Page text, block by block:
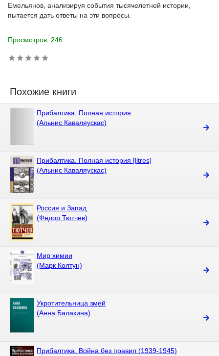
Емельянов, анализируя события тысячелетней истории,
пытается дать ответы на эти вопросы.
Просмотров: 246
Похожие книги
Прибалтика. Полная история
(Альнис Каваляускас)
Прибалтика. Полная история [litres]
(Альнис Каваляускас)
Россия и Запад
(Федор Тютчев)
Мир химии
(Марк Колтун)
Укротительница змей
(Анна Балакина)
Прибалтика. Война без правил (1939-1945)